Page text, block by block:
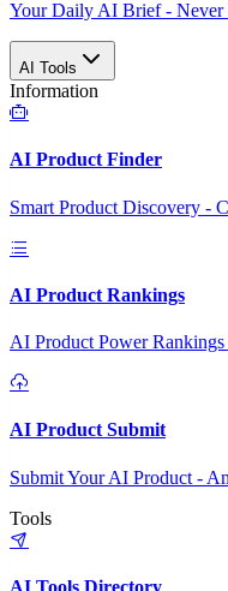
Your Daily AI Brief - Never
AI Tools
Information
AI Product Finder
Smart Product Discovery -
AI Product Rankings
AI Product Power
AI Product Submit
Submit Your AI Product -
Tools
AI Tools Directory